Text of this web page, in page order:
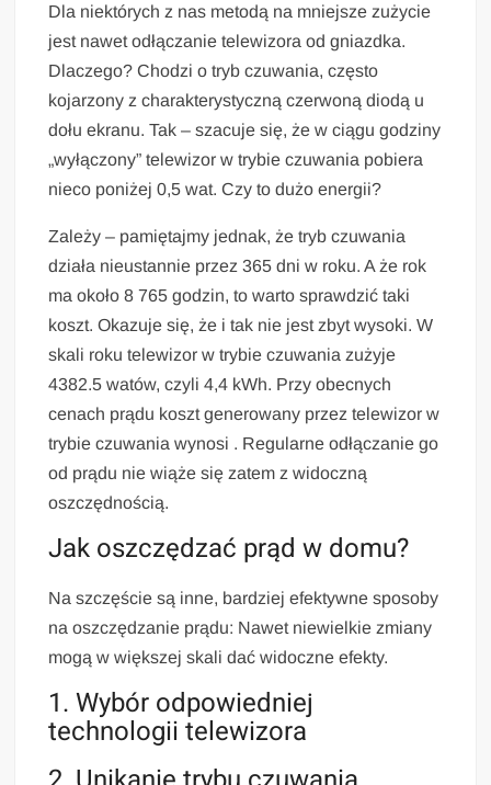
Dla niektórych z nas metodą na mniejsze zużycie
jest nawet odłączanie telewizora od gniazdka.
Dlaczego? Chodzi o tryb czuwania, często
kojarzony z charakterystyczną czerwoną diodą u
dołu ekranu. Tak – szacuje się, że w ciągu godziny
„wyłączony” telewizor w trybie czuwania pobiera
nieco poniżej 0,5 wat. Czy to dużo energii?
Zależy – pamiętajmy jednak, że tryb czuwania
działa nieustannie przez 365 dni w roku. A że rok
ma około 8 765 godzin, to warto sprawdzić taki
koszt. Okazuje się, że i tak nie jest zbyt wysoki. W
skali roku telewizor w trybie czuwania zużyje
4382.5 watów, czyli 4,4 kWh. Przy obecnych
cenach prądu koszt generowany przez telewizor w
trybie czuwania wynosi . Regularne odłączanie go
od prądu nie wiąże się zatem z widoczną
oszczędnością.
Jak oszczędzać prąd w domu?
Na szczęście są inne, bardziej efektywne sposoby
na oszczędzanie prądu: Nawet niewielkie zmiany
mogą w większej skali dać widoczne efekty.
1. Wybór odpowiedniej
technologii telewizora